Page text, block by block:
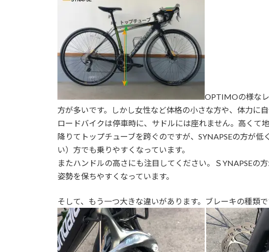
OPTIMOの様な
方が多いです。しかし女性など体格の小さな方や、体力に
ロードバイクは停車時に、サドルには座れません。高くて
降りてトップチューブを跨ぐのですが、SYNAPSEの方が
い）方でも乗りやすくなっています。
またハンドルの高さにも注目してください。ＳYNAPSEの
姿勢を保ちやすくなっています。
そして、もう一つ大きな違いがあります。ブレーキの種類で